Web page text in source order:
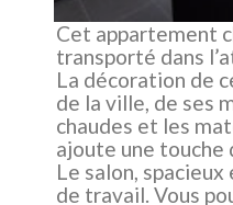
Cet appartement
transporté dans
La décoration de
de la ville, de ses
chaudes et les
ajoute une touche
Le salon,
de travail. Vous